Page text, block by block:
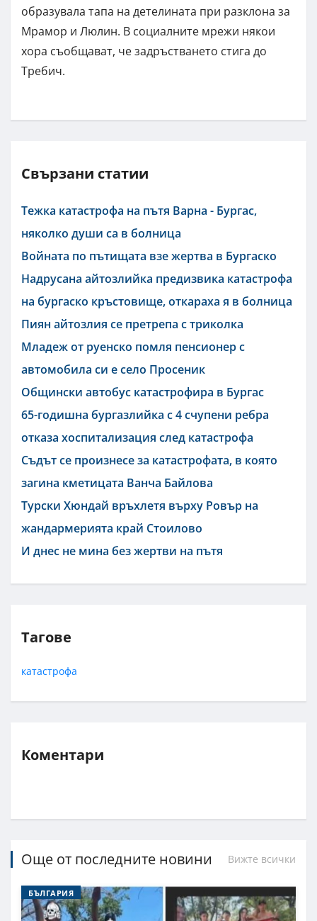
образувала тапа на детелината при разклона за
Мрамор и Люлин. В социалните мрежи някои
хора съобщават, че задръстването стига до
Требич.
Свързани статии
Тежка катастрофа на пътя Варна - Бургас,
няколко души са в болница
Войната по пътищата взе жертва в Бургаско
Надрусана айтозлийка предизвика катастрофа
на бургаско кръстовище, откараха я в болница
Пиян айтозлия се претрепа с триколка
Младеж от руенско помля пенсионер с
автомобила си е село Просеник
Общински автобус катастрофира в Бургас
65-годишна бургазлийка с 4 счупени ребра
отказа хоспитализация след катастрофа
Съдът се произнесе за катастрофата, в която
загина кметицата Ванча Байлова
Турски Хюндай връхлетя върху Ровър на
жандармерията край Стоилово
И днес не мина без жертви на пътя
Тагове
катастрофа
Коментари
Още от последните новини Вижте всички
БЪЛГАРИЯ